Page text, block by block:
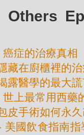
癌症的治療真相
藏在廚櫃裡的
露醫學的最大
世上最常用西藥
皮手術如何永
美國飲食指南